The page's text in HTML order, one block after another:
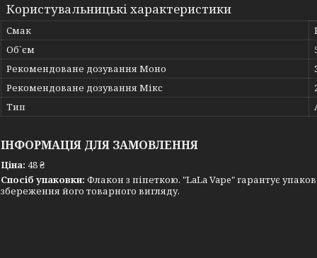
Користувальницькі характеристики
Смак
Об`єм
Рекомендоване дозування Моно
Рекомендоване дозування Мікс
Тип
ІНФОРМАЦІЯ ДЛЯ ЗАМОВЛЕННЯ
Ціна: 48 ₴
Спосіб упаковки: Флакон з піпеткою. "LaLa Vape" гарантує
збереження його товарного вигляду.